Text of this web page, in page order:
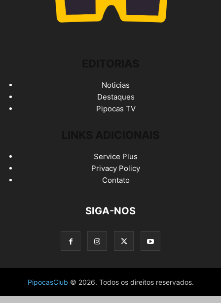
Noticias
Destaques
Pipocas TV
Service Plus
Privacy Policy
Contato
SIGA-NOS
PipocasClub © 2026. Todos os direitos reservados.